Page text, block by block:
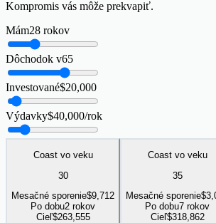
Kompromis vás môže prekvapiť.
Mám28 rokov
Dôchodok v65
Investované$20,000
Výdavky$40,000/rok
Coast vo veku
30
Mesačné sporenie$9,712
Po dobu2 rokov
Cieľ$263,555
Coast vo veku
35
Mesačné sporenie$
Po dobu7 rokov
Cieľ$318,862